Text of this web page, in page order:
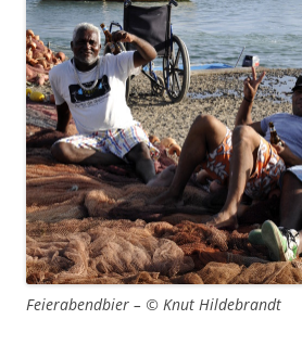
Feierabendbier – © Knut Hildebrandt